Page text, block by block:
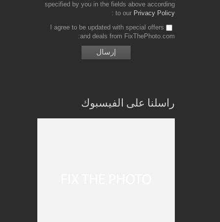
specified by you in the fields above according
to our Privacy Policy
I agree to be updated with special offers
and deals from FixThePhoto.com
راسلنا على الفيسبوك